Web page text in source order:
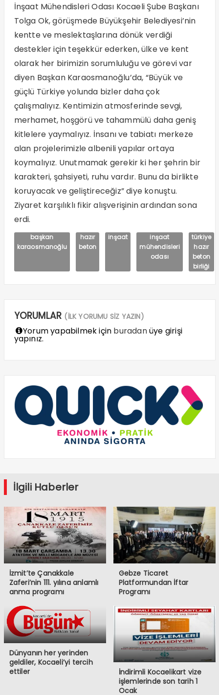
İnşaat Mühendisleri Odası Kocaeli Şube Başkanı
Tolga Ok, görüşmede Büyükşehir Belediyesi’nin
kentte ve meslektaşlarına dönük verdiği
destekler için teşekkür ederken, ülke ve kent
olarak her birimizin sorumluluğu ve görevi var
diyen Başkan Karaosmanoğlu’da, “Büyük ve
güçlü Türkiye yolunda bizler daha çok
çalışmalıyız. Kentimizin atmosferinde sevgi,
merhamet, hoşgörü ve tahammülü daha geniş
kitlelere yaymalıyız. İnsanı ve tabiatı merkeze
alan projelerimizle albenili yapılar ortaya
koymalıyız. Unutmamak gerekir ki her şehrin bir
karakteri, şahsiyeti, ruhu vardır. Bunu da birlikte
koruyacak ve geliştireceğiz” diye konuştu.
Ziyaret karşılıklı fikir alışverişinin ardından sona
erdi.
başkan
karaosmanoğlu
hazır
beton
inşaat
inşaat
mühendisleri
odası
türkiye
hazır
beton
birliği
YORUMLAR (İLK YORUMU SİZ YAZIN)
Yorum yapabilmek için buradanüye girişi
yapınız.
İlgili Haberler
İzmit’te Çanakkale
Zaferi’nin 111. yılına anlamlı
anma programı
Gebze Ticaret
Platformundan İftar
Programı
Dünyanın her yerinden
geldiler, Kocaeli’yi tercih
ettiler
İndirimli Kocaelikart vize
işlemlerinde son tarih 1
Ocak